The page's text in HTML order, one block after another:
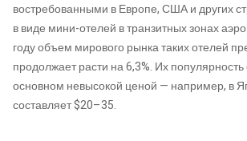
востребованными в Европе, США и других
в виде мини-отелей в транзитных зонах
году объем мирового рынка таких отелей
продолжает расти на 6,3%. Их
основном невысокой ценой — например, в
составляет $20–35.